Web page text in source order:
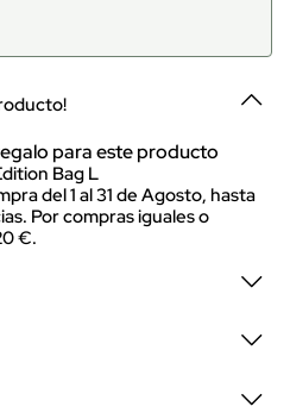
para este producto
Bag L
del 1 al 31 de Agosto, hasta
Por compras iguales o
€.